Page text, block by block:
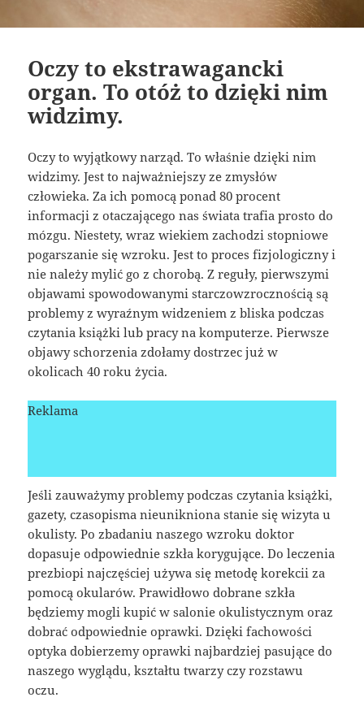
Oczy to ekstrawagancki
organ. To otóż to dzięki nim
widzimy.
Oczy to wyjątkowy narząd. To właśnie dzięki nim
widzimy. Jest to najważniejszy ze zmysłów
człowieka. Za ich pomocą ponad 80 procent
informacji z otaczającego nas świata trafia prosto do
mózgu. Niestety, wraz wiekiem zachodzi stopniowe
pogarszanie się wzroku. Jest to proces fizjologiczny i
nie należy mylić go z chorobą. Z reguły, pierwszymi
objawami spowodowanymi starczowzrocznością są
problemy z wyraźnym widzeniem z bliska podczas
czytania książki lub pracy na komputerze. Pierwsze
objawy schorzenia zdołamy dostrzec już w
okolicach 40 roku życia.
Reklama
Jeśli zauważymy problemy podczas czytania książki,
gazety, czasopisma nieunikniona stanie się wizyta u
okulisty. Po zbadaniu naszego wzroku doktor
dopasuje odpowiednie szkła korygujące. Do leczenia
prezbiopi najczęściej używa się metodę korekcii za
pomocą okularów. Prawidłowo dobrane szkła
będziemy mogli kupić w salonie okulistycznym oraz
dobrać odpowiednie oprawki. Dzięki fachowości
optyka dobierzemy oprawki najbardziej pasujące do
naszego wyglądu, kształtu twarzy czy rozstawu
oczu.